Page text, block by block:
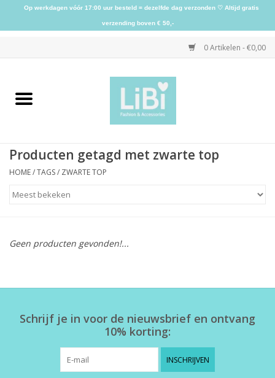
0 Artikelen - €0,00
Home
Schoenen
Herensokken
Producten getagd met zwarte top
HOME/TAGS/ ZWARTE TOP
Geen producten gevonden!...
Schrijf je in voor de nieuwsbrief en ontvang
10% korting:
INSCHRIJVEN
Op werkdagen vóór 17:00 uur besteld = dezelfde dag verzonden ♡ Altijd gratis
verzending boven € 50,-